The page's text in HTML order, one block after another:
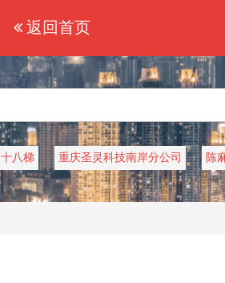
返回首页
十八梯 重庆圣灵科技南岸分公司 陈